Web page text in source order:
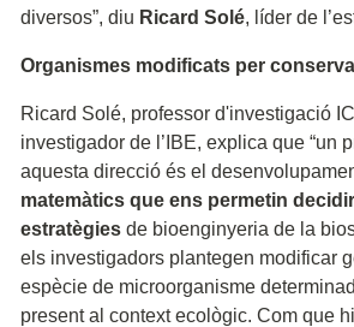
diversos”, diu Ricard Solé, líder de
Organismes modificats per
Ricard Solé, professor d'investigació
investigador de l’IBE, explica que “un
aquesta direcció és el
matemàtics que ens permetin
estratègies de bioenginyeria de la
els investigadors plantegen modificar
espècie de microorganisme
present al context ecològic. Com que